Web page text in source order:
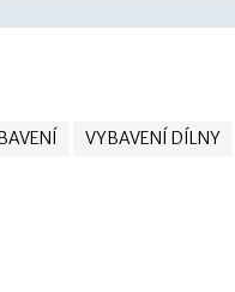
VYBAVENÍ DÍLNY